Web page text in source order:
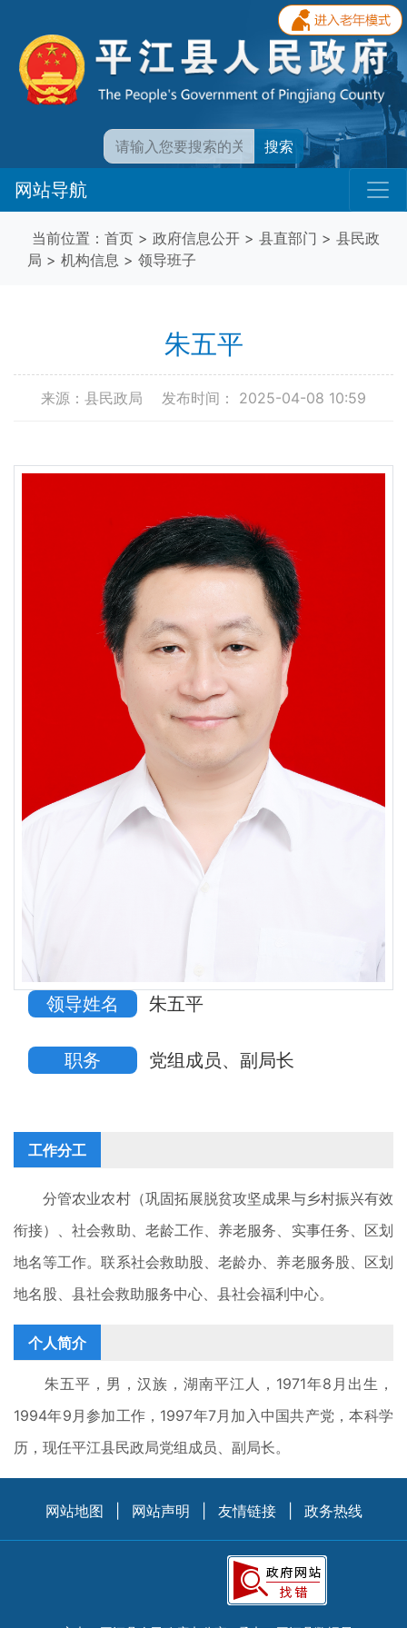
搜索
网站导航
当前位置： 首页 > 政府信息公开 > 县直部门 > 县民政
局 > 机构信息 > 领导班子
朱五平
来源：县民政局 发布时间： 2025-04-08 10:59
领导姓名 朱五平
职务 党组成员、副局长
工作分工
分管农业农村（巩固拓展脱贫攻坚成果与乡村振兴有效
衔接）、社会救助、老龄工作、养老服务、实事任务、区划
地名等工作。联系社会救助股、老龄办、养老服务股、区划
地名股、县社会救助服务中心、县社会福利中心。
个人简介
朱五平，男，汉族，湖南平江人，1971年8月出生，
1994年9月参加工作，1997年7月加入中国共产党，本科学
历，现任平江县民政局党组成员、副局长。
网站地图 网站声明 友情链接 政务热线